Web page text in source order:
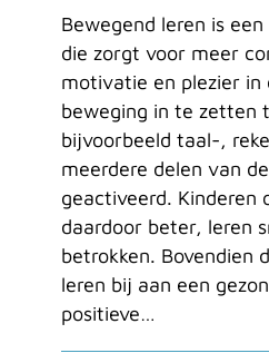
Bewegend leren is
die zorgt voor meer
motivatie en plezier in
beweging in te zetten
bijvoorbeeld taal-,
meerdere delen van
geactiveerd. Kinderen
daardoor beter, leren
betrokken. Bovendien
leren bij aan een
positieve…